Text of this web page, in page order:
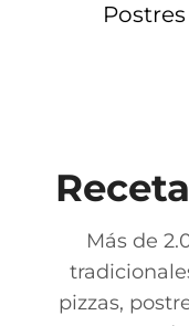
Postres
Más de
pizzas,